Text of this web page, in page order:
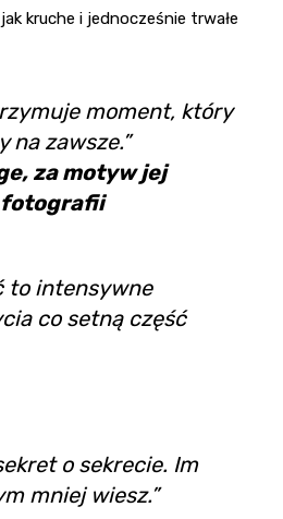
kruche i jednocześnie trwałe
moment, który
na zawsze.”
za motyw jej
fotografii
to intensywne
co setną część
o sekrecie. Im
mniej wiesz.”